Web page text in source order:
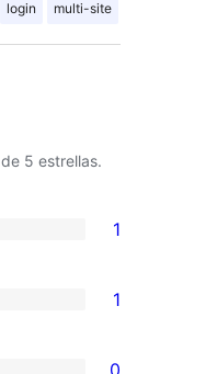
login multi-site
de 5 estrellas.
1
1